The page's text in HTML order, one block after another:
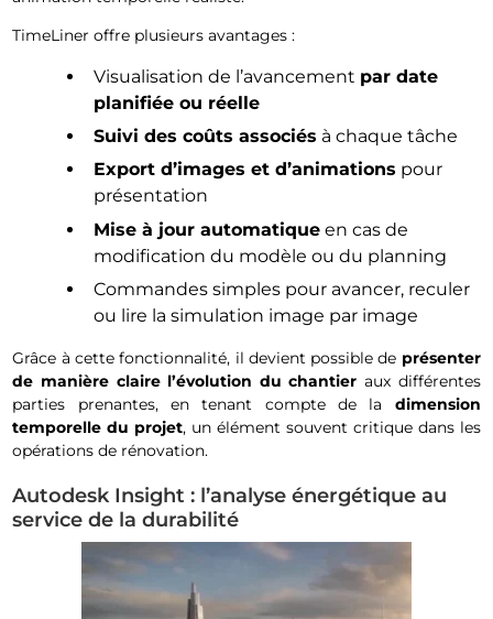
TimeLiner offre plusieurs avantages :
Visualisation de l’avancement par date
planifiée ou réelle
Suivi des coûts associés à chaque tâche
Export d’images et d’animations pour
présentation
Mise à jour automatiqueen cas de
modification du modèle ou du planning
Commandes simples pour avancer, reculer
ou lire la simulation image par image
Grâce à cette fonctionnalité, il devient possible de présenter
de manière claire l’évolution du chantier aux différentes
parties prenantes, en tenant compte de la dimension
temporelle du projet, un élément souvent critique dans les
opérations de rénovation.
Autodesk Insight : l’analyse énergétique au
service de la durabilité